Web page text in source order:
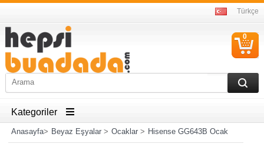
Türkçe
0
Kategoriler
Anasayfa> Beyaz Eşyalar> Ocaklar> Hisense GG643B Ocak